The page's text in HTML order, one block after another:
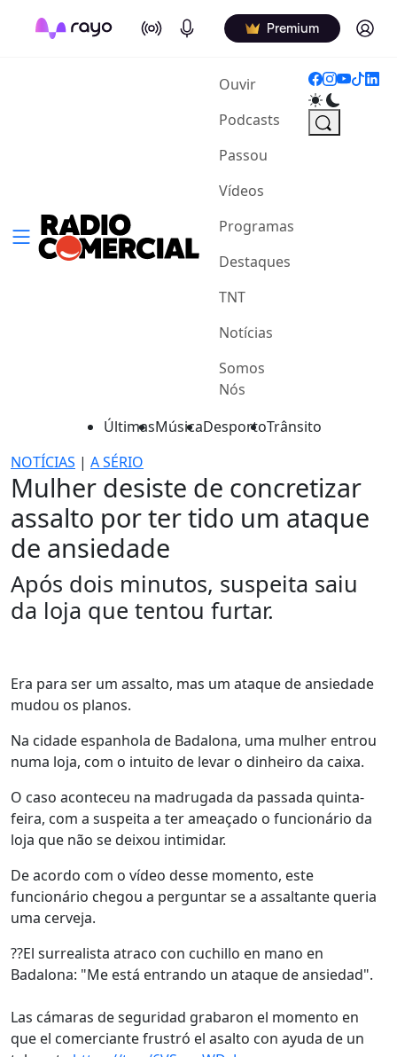
On Air Podcasts Premium Log in
Ouvir(current)
Podcasts
Passou
Vídeos
Programas
Destaques
TNT
Notícias
Somos
Nós
ÚltimasMúsicaDesportoTrânsito
NOTÍCIAS | A SÉRIO
Mulher desiste de concretizar
assalto por ter tido um ataque
de ansiedade
Após dois minutos, suspeita saiu
da loja que tentou furtar.
Era para ser um assalto, mas um ataque de ansiedade
mudou os planos.
Na cidade espanhola de Badalona, uma mulher entrou
numa loja, com o intuito de levar o dinheiro da caixa.
O caso aconteceu na madrugada da passada quinta-
feira, com a suspeita a ter ameaçado o funcionário da
loja que não se deixou intimidar.
De acordo com o vídeo desse momento, este
funcionário chegou a perguntar se a assaltante queria
uma cerveja.
??El surrealista atraco con cuchillo en mano en
Badalona: "Me está entrando un ataque de ansiedad".
Las cámaras de seguridad grabaron el momento en
que el comerciante frustró el asalto con ayuda de un